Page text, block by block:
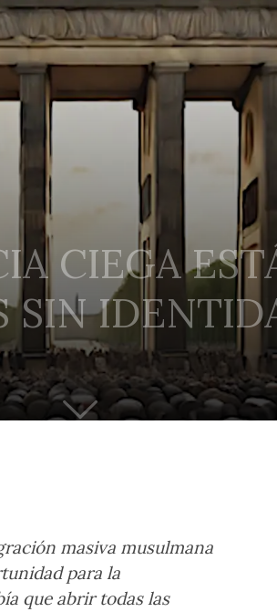
CIEGA
SIN
masiva musulmana
para la
que abrir todas las